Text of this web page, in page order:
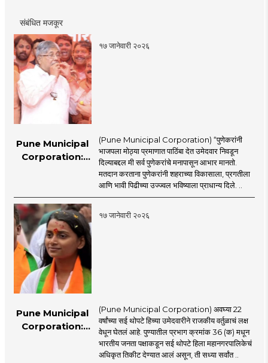
संबंधित मजकूर
१७ जानेवारी २०२६
Pune Municipal
Corporation:
जाऊ‌’: मुरलीधर मोहोळ
(Pune Municipal Corporation) “पुणेकरांनी
भाजपला मोठ्या प्रमाणात पाठिंबा देत उमेदवार निवडून
दिल्याबद्दल मी सर्व पुणेकरांचे मनापासून आभार मानतो.
मतदान करताना पुणेकरांनी शहराच्या विकासाला, प्रगतीला
आणि भावी पिढीच्या उज्ज्वल भविष्याला प्राधान्य दिले. ..
१७ जानेवारी २०२६
Pune Municipal
Corporation:
(Pune Municipal Corporation) अवघ्या 22
वर्षांच्या सई थोपटे हिच्या उमेदवारीने राजकीय वर्तुळाचं लक्ष
वेधून घेतलं आहे. पुण्यातील प्रभाग क्रमांक 36 (क) मधून
भारतीय जनता पक्षाकडून सई थोपटे हिला महानगरपालिकेचं
अधिकृत तिकीट देण्यात आलं असून, ती सध्या सर्वांत ..